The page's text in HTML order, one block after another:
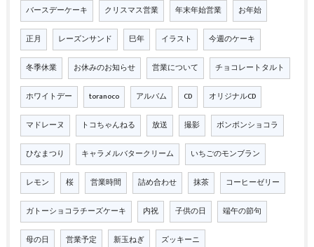
バースデーケーキ クリスマス営業 年末年始営業 お年始
正月 レーズンサンド 巳年 イラスト 今週のケーキ
冬季休業 お休みのお知らせ 営業について チョコレートタルト
ホワイトデー toranoco アルバム CD オリジナルCD
マドレーヌ トコちゃんねる 放送 撮影 ボンボンショコラ
ひなまつり キャラメルバタークリーム いちごのモンブラン
レモン 桜 営業時間 詰め合わせ 抹茶 コーヒーゼリー
ガトーショコラチーズケーキ 内祝 子供の日 端午の節句
母の日 営業予定 新玉ねぎ ズッキーニ